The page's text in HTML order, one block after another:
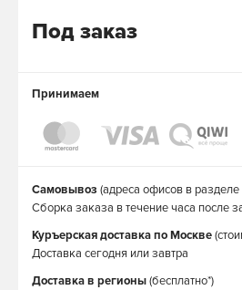
Под заказ
Принимаем
Самовывоз (адреса офисов в разделе
Сборка заказа в течение часа после
Куръерская доставка по Москве
Доставка сегодня или завтра
Доставка в регионы(бесплатно*)